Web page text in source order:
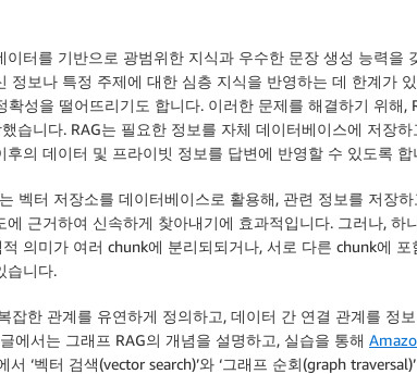
터를 기반으로 광범위한 지식과 우수한 문장 생성 능력을
정보나 특정 주제에 대한 심층 지식을 반영하는 데 한계가
성을 떨어뜨리기도 합니다. 이러한 문제를 해결하기 위해,
습니다. RAG는 필요한 정보를 자체 데이터베이스에 저장
후의 데이터 및 프라이빗 정보를 답변에 반영할 수 있도록 합
벡터 저장소를 데이터베이스로 활용해, 관련 정보를 저장
근거하여 신속하게 찾아내기에 효과적입니다. 그러나, 하
의미가 여러 chunk에 분리되되거나, 서로 다른 chunk에
습니다.
잡한 관계를 유연하게 정의하고, 데이터 간 연결 관계를 정
에서는 그래프 RAG의 개념을 설명하고, 실습을 통해
‘벡터 검색(vector search)’와 ‘그래프 순회(graph